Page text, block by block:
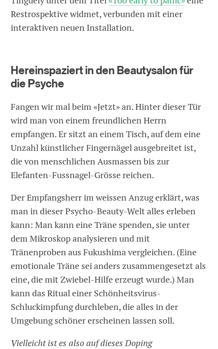
Restrospektive widmet, verbunden mit einer
interaktiven neuen Installation.
Hereinspaziert in den Beautysalon für
die Psyche
Fangen wir mal beim «Jetzt» an. Hinter dieser Tür
wird man von einem freundlichen Herrn
empfangen. Er sitzt an einem Tisch, auf dem eine
Unzahl künstlicher Fingernägel ausgebreitet ist,
die von menschlichen Ausmassen bis zur
Elefanten-Fussnagel-Grösse reichen.
Der Empfangsherr im weissen Anzug erklärt, was
man in dieser Psycho-Beauty-Welt alles erleben
kann: Man kann eine Träne spenden, sie unter
dem Mikroskop analysieren und mit
Tränenproben aus Fukushima vergleichen. (Eine
emotionale Träne sei anders zusammengesetzt als
eine, die mit Zwiebel-Hilfe erzeugt wurde.) Man
kann das Ritual einer Schönheitsvirus-
Schluckimpfung durchleben, die alles in der
Umgebung schöner erscheinen lassen soll.
Vielleicht ist es also auf dieses Doping